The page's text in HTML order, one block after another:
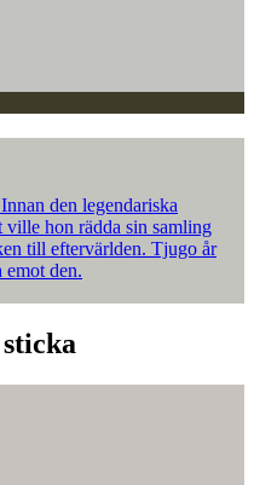
den legendariska
hon rädda sin samling
till eftervärlden. Tjugo år
emot den.